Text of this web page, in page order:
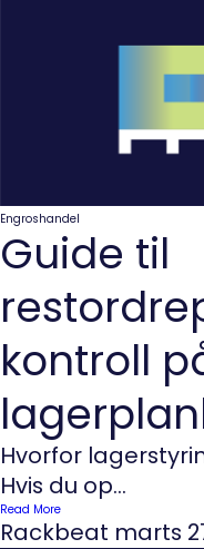
Engroshandel
Guide til
kontroll
Hvorfor
Hvis du op...
Read More
Rackbeat marts